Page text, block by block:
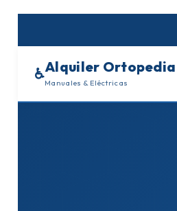
Skip
♿Alquiler Ortopedia
Manuales & Eléctricas